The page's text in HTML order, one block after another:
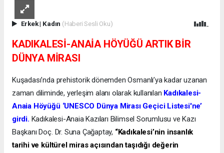
Erkek| Kadın (Haberi Sesli Oku)
KADIKALESİ-ANAİA HÖYÜĞÜ ARTIK BİR
DÜNYA MİRASI
Kuşadası’nda prehistorik dönemden Osmanlı’ya kadar uzanan
zaman diliminde, yerleşim alanı olarak kullanılan Kadıkalesi-
Anaia Höyüğü ‘UNESCO Dünya Mirası Geçici Listesi'ne’
girdi. Kadıkalesi-Anaia Kazıları Bilimsel Sorumlusu ve Kazı
Başkanı Doç. Dr. Suna Çağaptay, “Kadıkalesi’nin insanlık
tarihi ve kültürel miras açısından taşıdığı değerin